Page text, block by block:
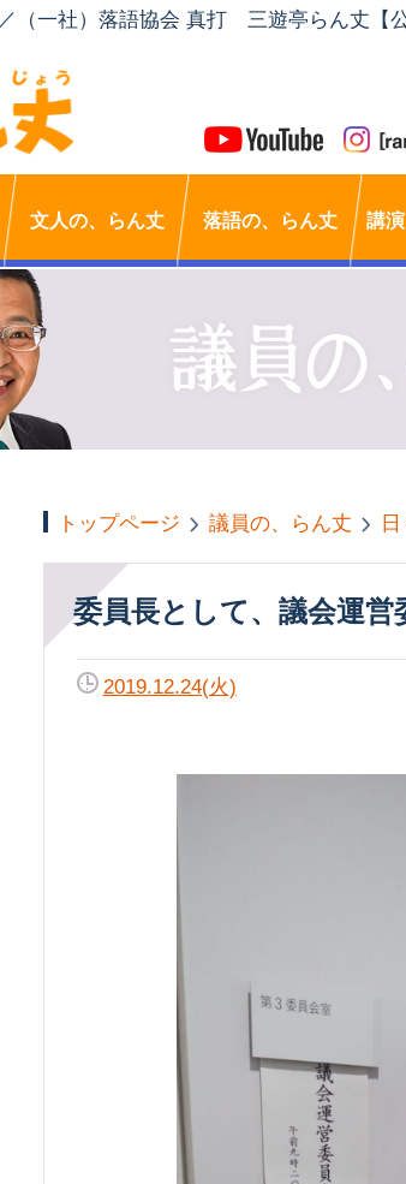
（一社）落語協会 真打 三遊亭らん丈【
文人の、らん丈 落語の、らん丈 講
トップページ 議員の、らん丈
委員長として、議会運
2019.12.24(火)